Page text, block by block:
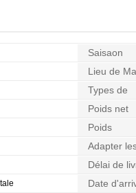
Saisaon
Lieu de
Types de
Morphologie
Poids net
Poids
Adapter
Délai de
Date